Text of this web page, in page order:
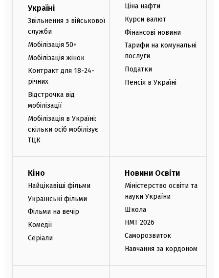
Україні
Звільнення з військової
служби
Мобілізація 50+
Мобілізація жінок
Контракт для 18-24-
річних
Відстрочка від
мобілізації
Мобілізація в Україні:
скільки осіб мобілізує
ТЦК
Ціна нафти
Курси валют
Фінансові новини
Тарифи на комунальні
послуги
Податки
Пенсія в Україні
Кіно
Найцікавіші фільми
Українські фільми
Фільми на вечір
Комедії
Серіали
Новини Освіти
Міністерство освіти та
науки України
Школа
НМТ 2026
Саморозвиток
Навчання за кордоном